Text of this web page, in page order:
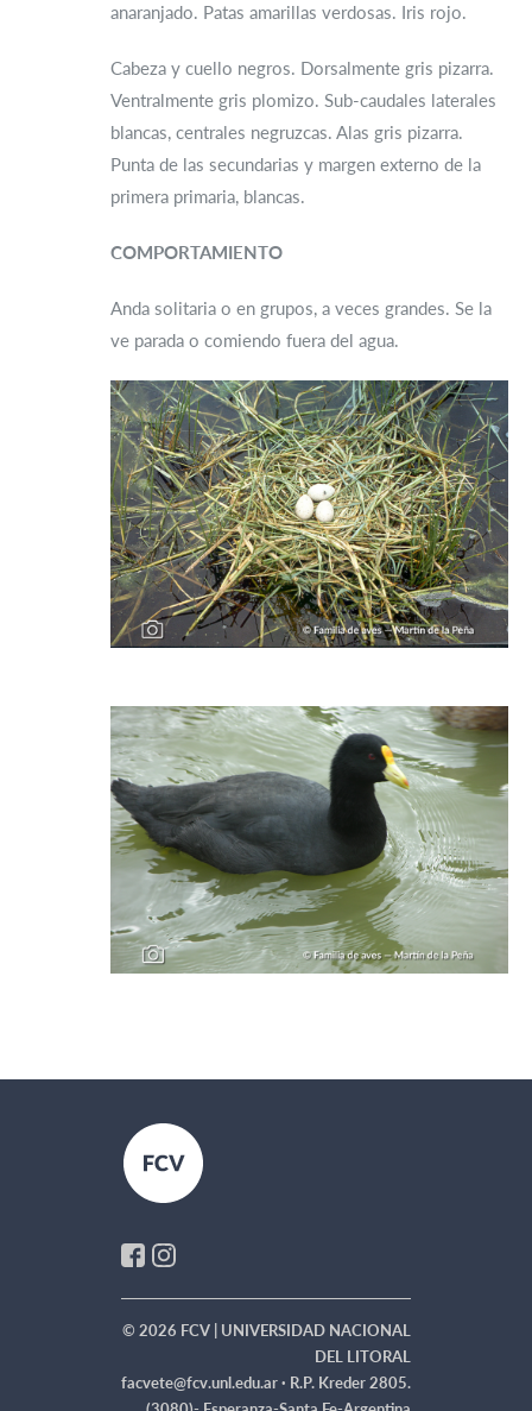
anaranjado. Patas amarillas verdosas. Iris rojo.
Cabeza y cuello negros. Dorsalmente gris pizarra.
Ventralmente gris plomizo. Sub-caudales laterales
blancas, centrales negruzcas. Alas gris pizarra.
Punta de las secundarias y margen externo de la
primera primaria, blancas.
COMPORTAMIENTO
Anda solitaria o en grupos, a veces grandes. Se la
ve parada o comiendo fuera del agua.
© 2026 FCV | UNIVERSIDAD NACIONAL
DEL LITORAL
facvete@fcv.unl.edu.ar · R.P. Kreder 2805.